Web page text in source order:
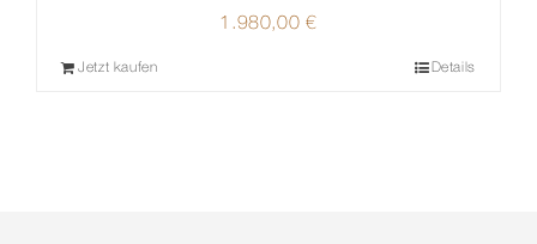
1.980,00€
Jetzt kaufen Details